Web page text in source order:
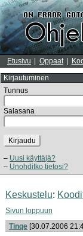
Etusivu Oppaat
Kirjautuminen
Tunnus
Salasana
Kirjaudu
Uusi käyttäjä?
Unohditko tietosi?
Keskustelu:
Sivun loppuun
Tinqe [30.07.2006